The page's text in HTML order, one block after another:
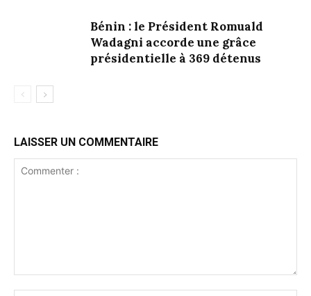
Bénin : le Président Romuald
Wadagni accorde une grâce
présidentielle à 369 détenus
LAISSER UN COMMENTAIRE